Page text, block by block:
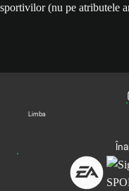
sportivilor (nu pe atributele
Limba